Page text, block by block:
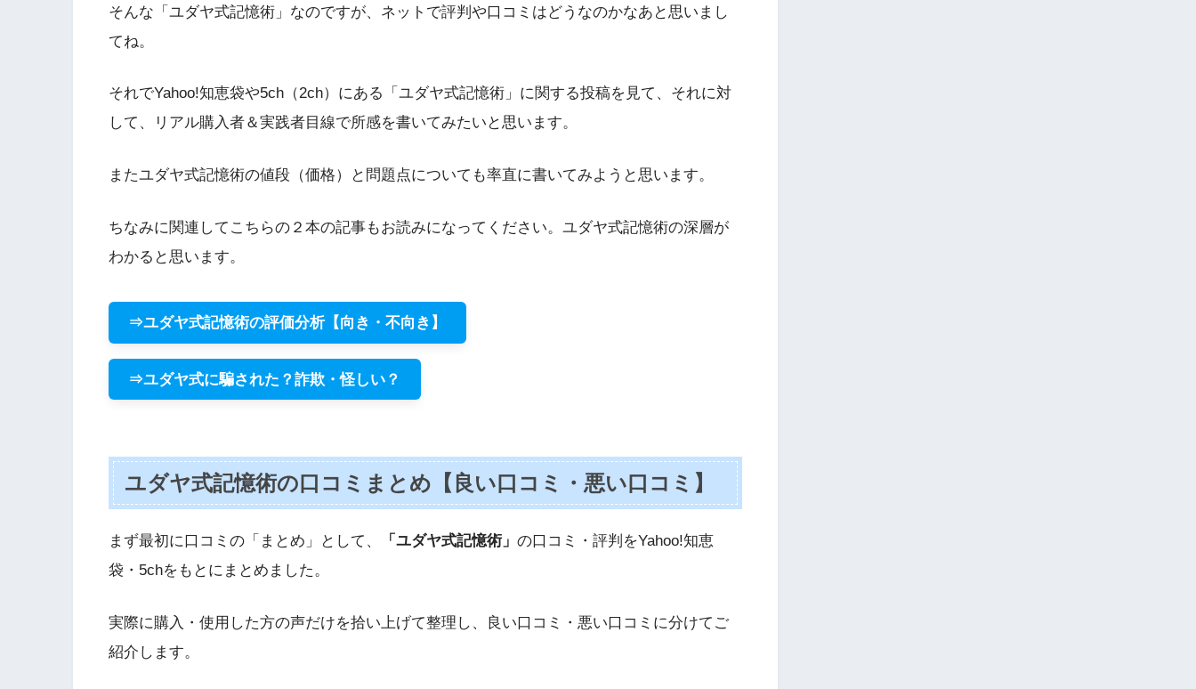
そんな「ユダヤ式記憶術」なのですが、ネットで評判や口コミはどうなのかなあと思いまし
てね。
それでYahoo!知恵袋や5ch（2ch）にある「ユダヤ式記憶術」に関する投稿を見て、それに対
して、リアル購入者＆実践者目線で所感を書いてみたいと思います。
またユダヤ式記憶術の値段（価格）と問題点についても率直に書いてみようと思います。
ちなみに関連してこちらの２本の記事もお読みになってください。ユダヤ式記憶術の深層が
わかると思います。
⇒ユダヤ式記憶術の評価分析【向き・不向き】
⇒ユダヤ式に騙された？詐欺・怪しい？
ユダヤ式記憶術の口コミまとめ【良い口コミ・悪い口コミ】
まず最初に口コミの「まとめ」として、 「ユダヤ式記憶術」 の口コミ・評判をYahoo!知恵
袋・5chをもとにまとめました。
実際に購入・使用した方の声だけを拾い上げて整理し、良い口コミ・悪い口コミに分けてご
紹介します。